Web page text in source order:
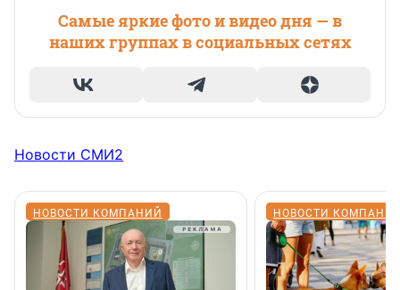
Самые яркие фото и видео дня — в
наших группах в социальных сетях
Новости СМИ2
НОВОСТИ КОМПАНИЙ НОВОСТИ